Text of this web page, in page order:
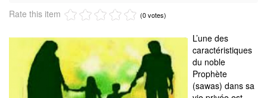
Rate this item (0 votes)
L’une des
caractéristiques
du noble
Prophète
(sawas) dans sa